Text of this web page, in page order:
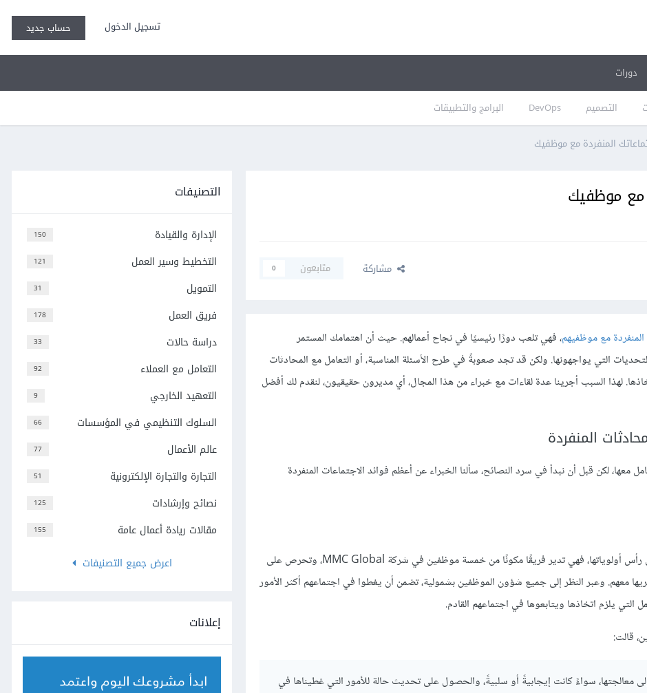
تسجيل الدخول حساب جديد
التصميم DevOps البرامج والتطبيقات
دورات
المنفردة مع موظفيك
مع موظفيك
مشاركة متابعون 0
مع موظفيهم، فهي تلعب دورًا رئيسيًا في نجاح أعمالهم. حيث أن اهتمامك المستمر
التي يواجهونها. ولكن قد تجد صعوبةً في طرح الأسئلة المناسبة، أو التعامل مع المحادثات
لهذا السبب أجرينا عدة لقاءات مع خبراء من هذا المجال، أي مديرون حقيقيون، لنقدم لك أفضل
المنفردة
معها، لكن قبل أن نبدأ في سرد النصائح، سألنا الخبراء عن أعظم فوائد الاجتماعات المنفردة
على رأس أولوياتها، فهي تدير فريقًا مكونًا من خمسة موظفين في شركة MMC Global، وتحرص على
معهم. وعبر النظر إلى جميع شؤون الموظفين بشمولية، تضمن أن يغطوا في اجتماعهم أكثر الأمور
يلزم اتخاذها ويتابعوها في اجتماعهم القادم.
قالت:
معالجتها، سواءً كانت إيجابيةً أو سلبيةً، والحصول على تحديث حالة للأمور التي غطيناها في
التصنيفات
150 الإدارة والقيادة
121 التخطيط وسير العمل
31 التمويل
178 فريق العمل
33 دراسة حالات
92 التعامل مع العملاء
9 التعهيد الخارجي
66 السلوك التنظيمي في المؤسسات
77 عالم الأعمال
51 التجارة والتجارة الإلكترونية
125 نصائح وإرشادات
155
مقالات ريادة أعمال عامة
اعرض جميع التصنيفات
إعلانات